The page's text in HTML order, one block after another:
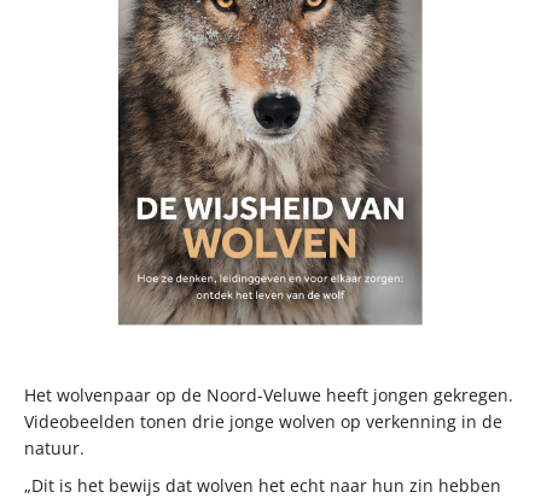
Het wolvenpaar op de Noord-Veluwe heeft jongen gekregen.
Videobeelden tonen drie jonge wolven op verkenning in de
natuur.
„Dit is het bewijs dat wolven het echt naar hun zin hebben